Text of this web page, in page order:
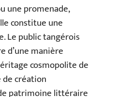
une promenade,
constitue une
Le public tangérois
d’une manière
cosmopolite de
de création
patrimoine littéraire